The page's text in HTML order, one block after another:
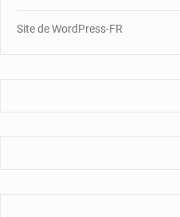
Site de WordPress-FR